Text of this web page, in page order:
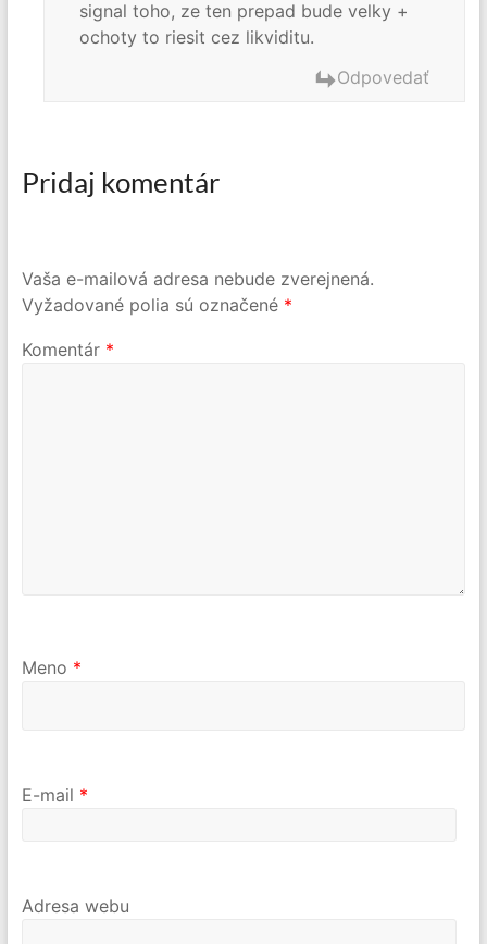
signal toho, ze ten prepad bude velky +
ochoty to riesit cez likviditu.
Odpovedať
Pridaj komentár
Vaša e-mailová adresa nebude zverejnená.
Vyžadované polia sú označené *
Komentár *
Meno *
E-mail *
Adresa webu